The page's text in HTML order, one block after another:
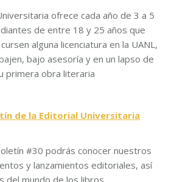
ofrece cada año de 3 a 5
de entre 18 y 25 años que
alguna licenciatura en la UANL,
bajo asesoría y en un lapso de
primera obra literaria
de la Editorial Universitaria
#30 podrás conocer nuestros
y lanzamientos editoriales, así
del mundo de los libros